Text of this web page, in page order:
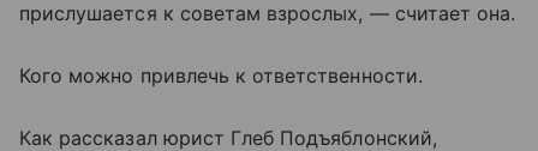
прислушается к советам взрослых, — считает она.
Кого можно привлечь к ответственности.
Как рассказал юрист Глеб Подъяблонский,